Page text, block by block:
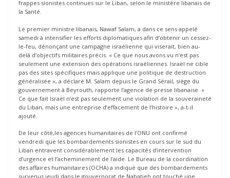
frappes sionistes continues sur le Liban, selon le ministère libanais de
la Santé.
Le premier ministre libanais, Nawaf Salam, a dans ce sens appelé
samedi à intensifier les efforts diplomatiques afin d’obtenir un cessez-
le-feu, dénonçant une campagne israélienne qui viserait, bien au-
delà d’objectifs militaires précis. « Ce que nous avons vu n’est pas
seulement une extension des opérations israéliennes. Israël ne cible
pas des sites spécifiques mais applique une politique de destruction
généralisée », a déclaré M. Salam depuis le Grand Sérail, siège du
gouvernement à Beyrouth, rapporte l’agence de presse libanaise. «
Ce que fait Israël n’est pas seulement une violation de la souveraineté
du Liban, mais une entreprise d’effacement de l’histoire », a-t-il
ajouté.
De leur côté,les agences humanitaires de l’ONU ont confirmé
vendredi que les bombardements sionistes en cours sur le sud du
Liban entravent considérablement les capacités d’intervention
d’urgence et l’acheminement de l’aide. Le Bureau de la coordination
des affaires humanitaires (OCHA) a indiqué que des bombardements
survenus jeudi dans le gouvernorat de Nabatieh ont touché une